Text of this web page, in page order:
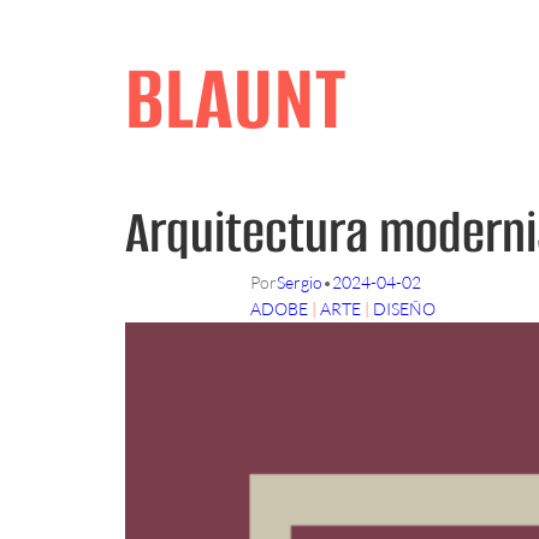
BLAUNT
Arquitectura
PorSergio•2024-04-02
ADOBE | ARTE | DISEÑO